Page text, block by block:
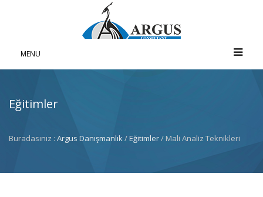
MENU
Eğitimler
Buradasınız : Argus Danışmanlık/Eğitimler/ Mali Analiz Teknikleri